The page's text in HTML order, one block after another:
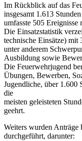
Im Rückblick auf das
insgesamt 1.613
umfasste 505 Ereignisse
Die Einsatzstatistik
technische Einsätze) mit
unter anderem
Ausbildung sowie
Die Feuerwehrjugend
Übungen, Bewerben,
Jugendliche, über 1.600
die
meisten geleisteten
geehrt.
Weiters wurden Anträge
durchgeführt, darunter: